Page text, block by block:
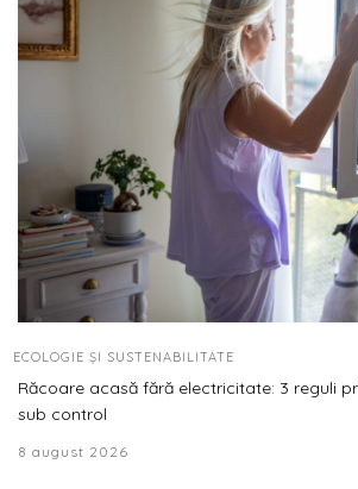
ECOLOGIE ȘI SUSTENABILITATE
Răcoare acasă fără electricitate: 3 reguli
sub control
8 august 2026